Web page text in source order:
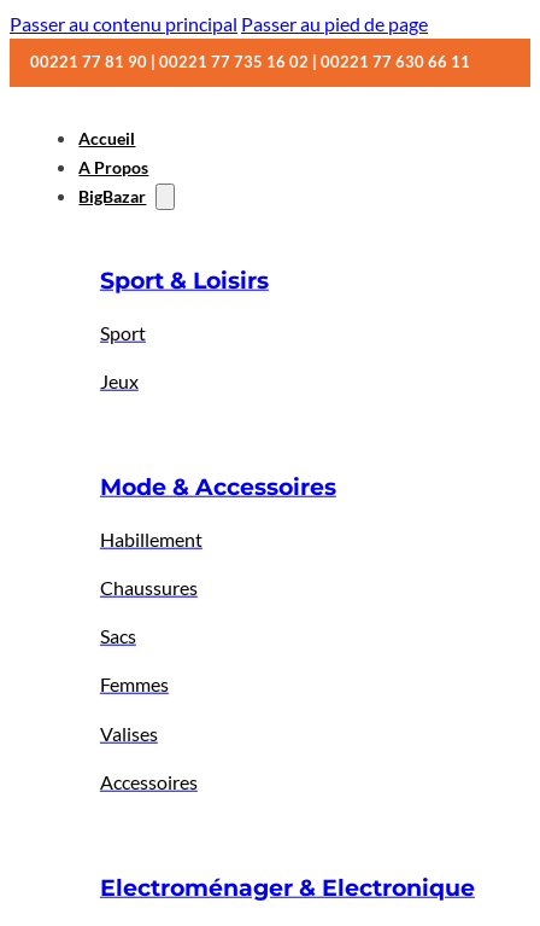
Passer au contenu principal Passer au pied de page
00221 77 81 90 | 00221 77 735 16 02 | 00221 77 630 66 11
Accueil
A Propos
BigBazar
Sport & Loisirs
Sport
Jeux
Mode & Accessoires
Habillement
Chaussures
Sacs
Femmes
Valises
Accessoires
Electroménager & Electronique